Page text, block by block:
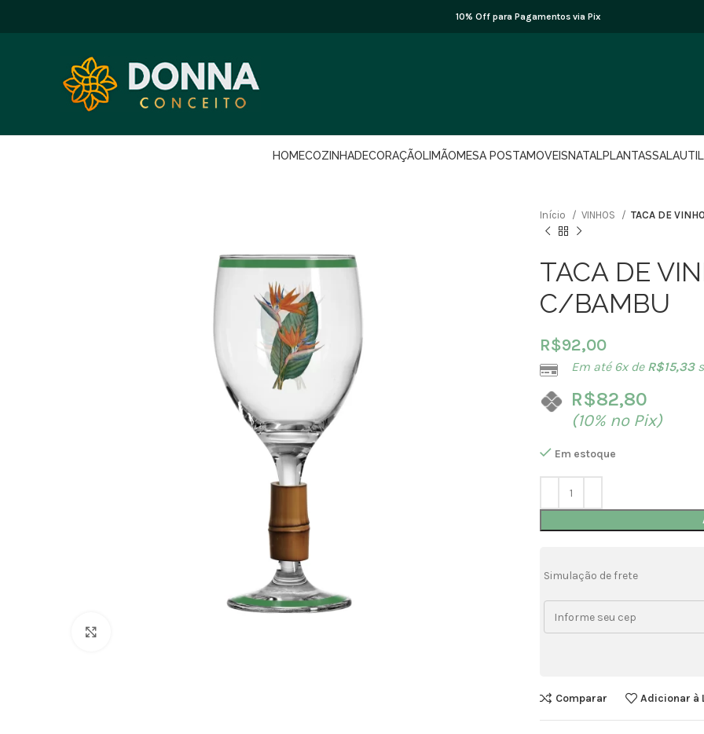
10% Off para Pagamentos via Pix
HOMECOZINHADECORAÇÃOLIMÃOMESA POSTAMOVEISNATALPLANTASSALA
Início VINHOS TACA DE
TACA DE
C/BAMBU
R$92,00
Em até 6x de R$15,33
R$82,80
(10% no Pix)
Em estoque
Simulação de frete
Comparar Adicionar à